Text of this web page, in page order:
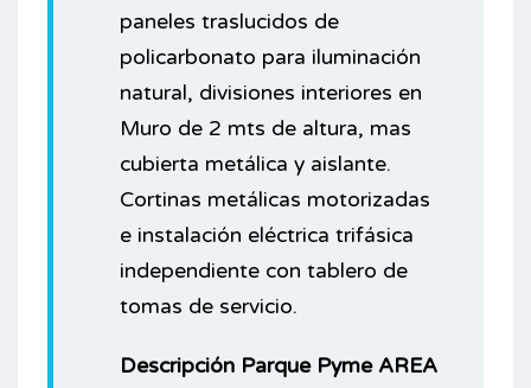
paneles traslucidos de
policarbonato para iluminación
natural, divisiones interiores en
Muro de 2 mts de altura, mas
cubierta metálica y aislante.
Cortinas metálicas motorizadas
e instalación eléctrica trifásica
independiente con tablero de
tomas de servicio.
Descripción Parque Pyme AREA